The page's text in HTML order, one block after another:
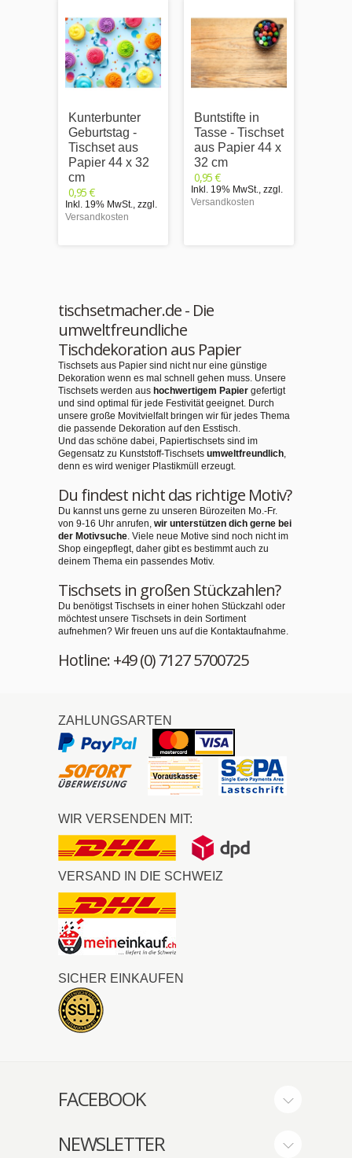
Kunterbunter
Geburtstag -
Tischset aus
Papier 44 x 32
cm
0,95 €
Inkl. 19% MwSt., zzgl.
Versandkosten
Buntstifte in
Tasse - Tischset
aus Papier 44 x
32 cm
0,95 €
Inkl. 19% MwSt., zzgl.
Versandkosten
tischsetmacher.de - Die
umweltfreundliche
Tischdekoration aus Papier
Tischsets aus Papier sind nicht nur eine günstige
Dekoration wenn es mal schnell gehen muss. Unsere
Tischsets werden aus hochwertigem Papier gefertigt
und sind optimal für jede Festivität geeignet. Durch
unsere große Movitvielfalt bringen wir für jedes Thema
die passende Dekoration auf den Esstisch.
Und das schöne dabei, Papiertischsets sind im
Gegensatz zu Kunststoff-Tischsets umweltfreundlich,
denn es wird weniger Plastikmüll erzeugt.
Du findest nicht das richtige Motiv?
Du kannst uns gerne zu unseren Bürozeiten Mo.-Fr.
von 9-16 Uhr anrufen, wir unterstützen dich gerne bei
der Motivsuche. Viele neue Motive sind noch nicht im
Shop eingepflegt, daher gibt es bestimmt auch zu
deinem Thema ein passendes Motiv.
Tischsets in großen Stückzahlen?
Du benötigst Tischsets in einer hohen Stückzahl oder
möchtest unsere Tischsets in dein Sortiment
aufnehmen? Wir freuen uns auf die Kontaktaufnahme.
Hotline: +49 (0) 7127 5700725
ZAHLUNGSARTEN
WIR VERSENDEN MIT:
VERSAND IN DIE SCHWEIZ
SICHER EINKAUFEN
FACEBOOK
NEWSLETTER